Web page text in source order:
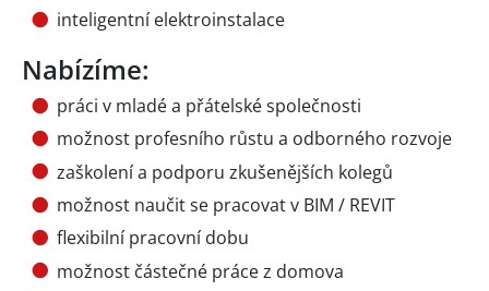
inteligentní elektroinstalace
Nabízíme:
práci v mladé a přátelské společnosti
možnost profesního růstu a odborného rozvoje
zaškolení a podporu zkušenějších kolegů
možnost naučit se pracovat v BIM / REVIT
flexibilní pracovní dobu
možnost částečné práce z domova